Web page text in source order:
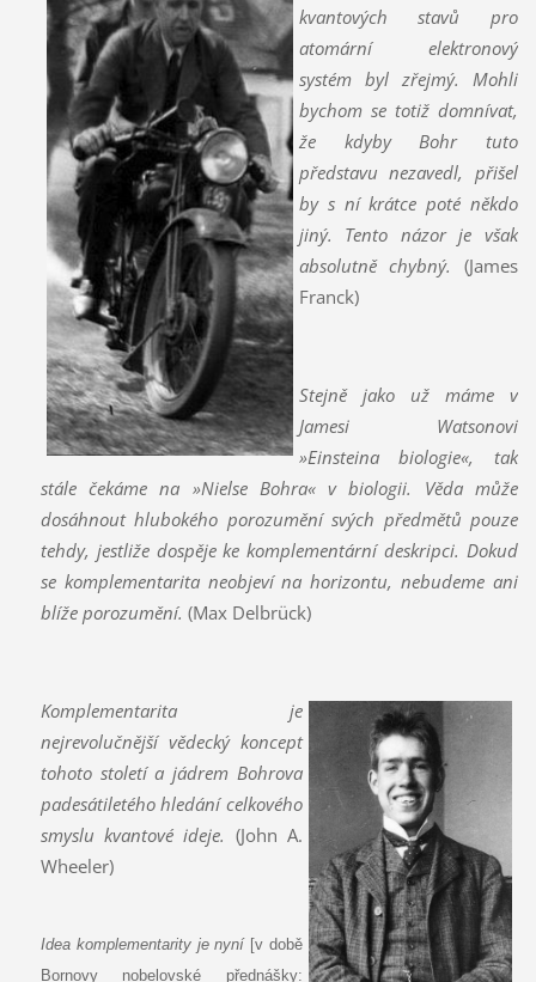
kvantových stavů pro
atomární elektronový
systém byl zřejmý. Mohli
bychom se totiž domnívat,
že kdyby Bohr tuto
představu nezavedl, přišel
by s ní krátce poté někdo
jiný. Tento názor je však
absolutně chybný.
(James
Franck)
Stejně jako už máme v
Jamesi Watsonovi
»Einsteina biologie«, tak
stále čekáme na »Nielse Bohra« v biologii. Věda může
dosáhnout hlubokého porozumění svých předmětů pouze
tehdy, jestliže dospěje ke komplementární deskripci. Dokud
se komplementarita neobjeví na horizontu, nebudeme ani
blíže porozumění. (Max Delbrück)
Komplementarita je
nejrevolučnější vědecký koncept
tohoto století a jádrem Bohrova
padesátiletého hledání celkového
smyslu kvantové ideje. (John A.
Wheeler)
Idea komplementarity je nyní
[v době
Bornovy nobelovské přednášky: